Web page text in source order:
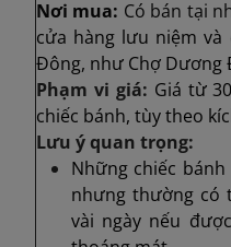
Nơi mua: Có bán tại
cửa hàng lưu niệm
Đông, như Chợ Dương
Phạm vi giá: Giá từ
chiếc bánh, tùy theo
Lưu ý quan trọng:
Những chiếc
nhưng thường có
vài ngày nếu